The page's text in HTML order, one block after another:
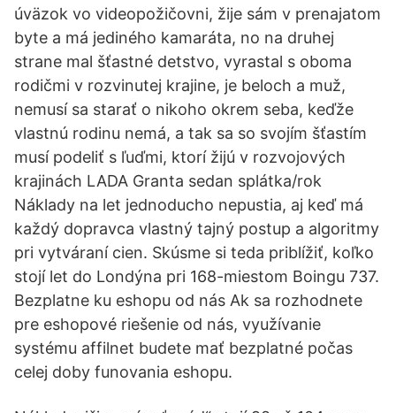
úväzok vo videopožičovni, žije sám v prenajatom
byte a má jediného kamaráta, no na druhej
strane mal šťastné detstvo, vyrastal s oboma
rodičmi v rozvinutej krajine, je beloch a muž,
nemusí sa starať o nikoho okrem seba, keďže
vlastnú rodinu nemá, a tak sa so svojím šťastím
musí podeliť s ľuďmi, ktorí žijú v rozvojových
krajinách LADA Granta sedan splátka/rok
Náklady na let jednoducho nepustia, aj keď má
každý dopravca vlastný tajný postup a algoritmy
pri vytváraní cien. Skúsme si teda priblížiť, koľko
stojí let do Londýna pri 168-miestom Boingu 737.
Bezplatne ku eshopu od nás Ak sa rozhodnete
pre eshopové riešenie od nás, využívanie
systému affilnet budete mať bezplatné počas
celej doby funovania eshopu.